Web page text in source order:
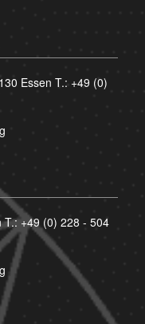
Essen T.: +49 (0)
T.:+49 (0) 228 - 504